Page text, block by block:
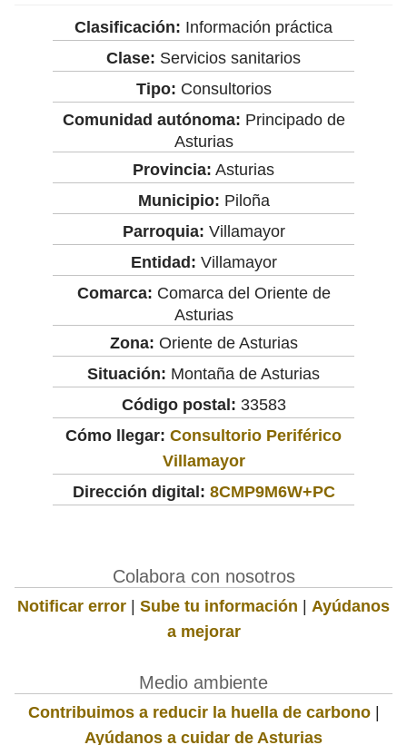
Clasificación: Información práctica
Clase: Servicios sanitarios
Tipo: Consultorios
Comunidad autónoma: Principado de
Asturias
Provincia: Asturias
Municipio: Piloña
Parroquia: Villamayor
Entidad: Villamayor
Comarca: Comarca del Oriente de
Asturias
Zona: Oriente de Asturias
Situación: Montaña de Asturias
Código postal: 33583
Cómo llegar: Consultorio Periférico
Villamayor
Dirección digital: 8CMP9M6W+PC
Colabora con nosotros
Notificar error | Sube tu información | Ayúdanos
a mejorar
Medio ambiente
Contribuimos a reducir la huella de carbono|
Ayúdanos a cuidar de Asturias